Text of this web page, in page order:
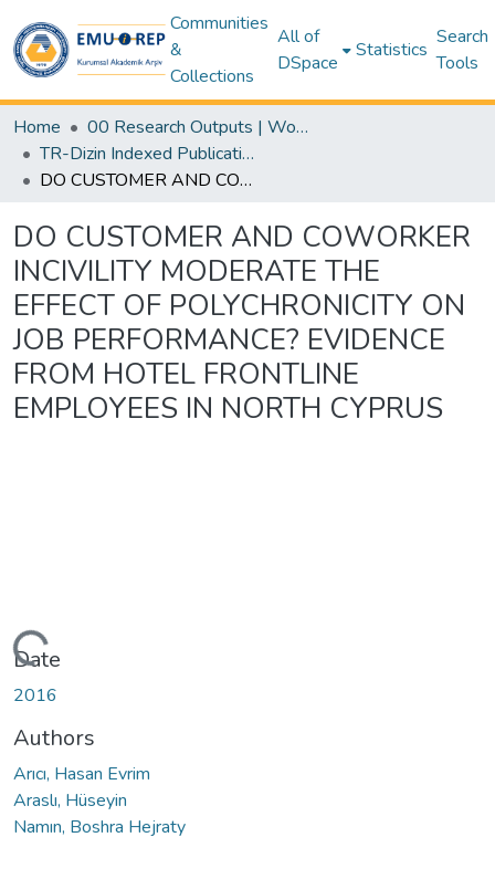
Communities
&
Collections
All of
DSpace
Statistics
Search
Tools
Home
00 Research Outputs | WoS | Scopus | TR-Dizin | PubMed
TR-Dizin Indexed Publications Collection
DO CUSTOMER AND COWORKER INCIVILITY MODERATE THE EFFECT OF POLYCHRONICITY ON JOB PERFORMANCE? EVIDENCE FROM HOTEL FRONTLINE EMPLOYEES IN NORTH CYPRUS
DO CUSTOMER AND COWORKER
INCIVILITY MODERATE THE
EFFECT OF POLYCHRONICITY ON
JOB PERFORMANCE? EVIDENCE
FROM HOTEL FRONTLINE
EMPLOYEES IN NORTH CYPRUS
Date
2016
Authors
Arıcı, Hasan Evrim
Araslı, Hüseyin
Namın, Boshra Hejraty